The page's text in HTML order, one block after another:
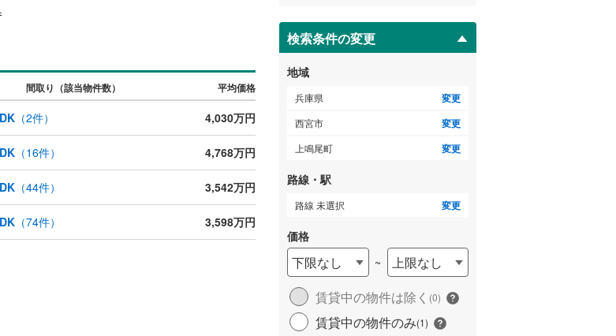
間取り（該当物件数） 平均価格
（2件） 4,030万円
（16件） 4,768万円
（44件） 3,542万円
（74件） 3,598万円
ジ
に
保
存
す
る
検索条件の変更
地域
兵庫県 変更
西宮市 変更
上鳴尾町 変更
路線・駅
路線 未選択 変更
価格
下限なし ~
上限なし
賃貸中の物件は除く (0)
賃貸中の物件のみ(1)
美作町(2)
薬師町(1) 安井町
山口町下山口(4) 山口町船坂
若草町(1) 名塩南台